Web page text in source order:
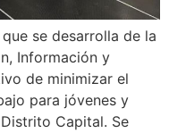
se desarrolla de la
Información y
de minimizar el
para jóvenes y
Capital. Se